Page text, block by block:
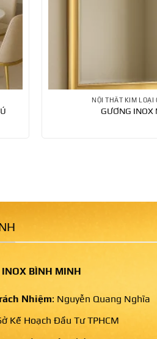
NỘI THẤT KIM LOẠI
GƯƠNG INOX
BÌNH MINH
Nhiệm: Nguyễn Quang Nghĩa
Kế Hoạch Đầu Tư TPHCM